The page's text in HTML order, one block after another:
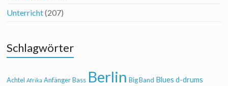
Unterricht(207)
Schlagwörter
Achtel Afrika Anfänger Bass Berlin Big Band Blues d-drums